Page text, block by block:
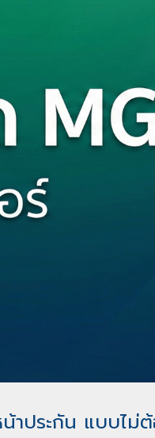
น้าประกัน แบบไ